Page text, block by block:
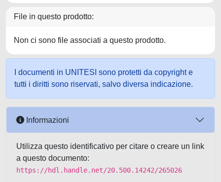
File in questo prodotto:
Non ci sono file associati a questo prodotto.
I documenti in UNITESI sono protetti da copyright e
tutti i diritti sono riservati, salvo diversa indicazione.
Informazioni
Utilizza questo identificativo per citare o creare un link
a questo documento:
https://hdl.handle.net/20.500.14242/265026